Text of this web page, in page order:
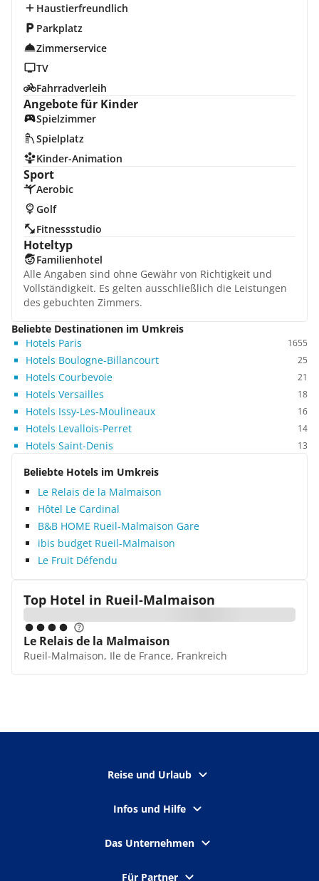
Haustierfreundlich
Parkplatz
Zimmerservice
TV
Fahrradverleih
Angebote für Kinder
Spielzimmer
Spielplatz
Kinder-Animation
Sport
Aerobic
Golf
Fitnessstudio
Hoteltyp
Familienhotel
Alle Angaben sind ohne Gewähr von Richtigkeit und
Vollständigkeit. Es gelten ausschließlich die Leistungen
des gebuchten Zimmers.
Beliebte Destinationen im Umkreis
Hotels Paris
1655
Hotels Boulogne-Billancourt 25
Hotels Courbevoie 21
Hotels Versailles 18
Hotels Issy-Les-Moulineaux 16
Hotels Levallois-Perret 14
Hotels Saint-Denis 13
Beliebte Hotels im Umkreis
Le Relais de la Malmaison
Hôtel Le Cardinal
B&B HOME Rueil-Malmaison Gare
ibis budget Rueil-Malmaison
Le Fruit Défendu
Top Hotel in Rueil-Malmaison
Le Relais de la Malmaison
Rueil-Malmaison, Ile de France, Frankreich
Reise und Urlaub
Infos und Hilfe
Das Unternehmen
Für Partner